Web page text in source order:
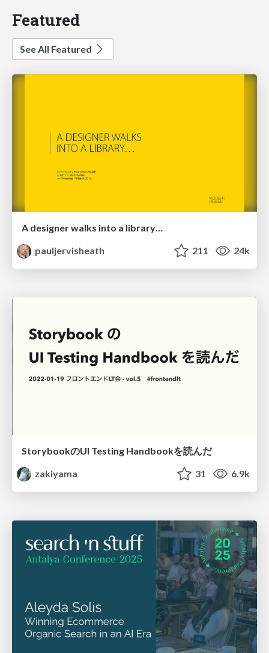
Featured
See All Featured
A designer walks into a library…
pauljervisheath
211 24k
StorybookのUI Testing Handbookを読んだ
zakiyama
31 6.9k